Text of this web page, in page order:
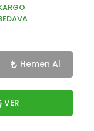
Hemen Al
VER